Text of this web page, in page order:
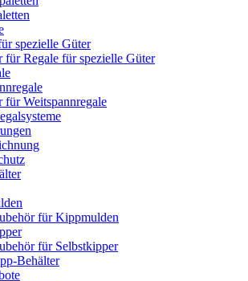
spezielle Güter
für Regale für spezielle Güter
für Weitspannregale
für Kippmulden
für Selbstkipper
Behälter